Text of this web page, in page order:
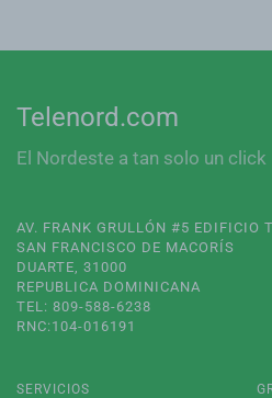
Telenord.com
El Nordeste a tan solo un click
AV. FRANK GRULLÓN #5 EDIFICIO
SAN FRANCISCO DE MACORÍS
DUARTE, 31000
REPUBLICA DOMINICANA
TEL: 809-588-6238
RNC:104-016191
SERVICIOS